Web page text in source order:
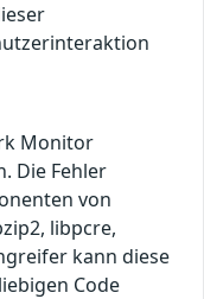
Monitor
Die Fehler
von
libpcre,
kann diese
Code